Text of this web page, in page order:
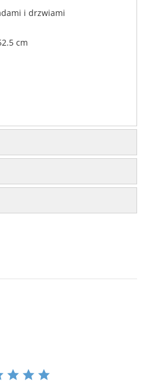
i drzwiami
cm